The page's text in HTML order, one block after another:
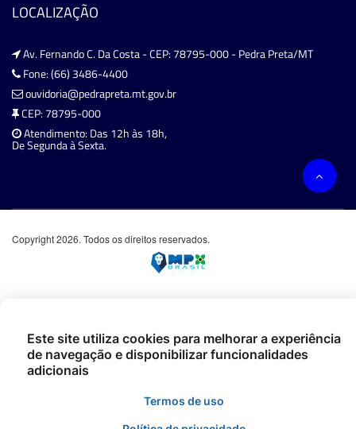
LOCALIZAÇÃO
Av. Fernando C. Da Costa - CEP: 78795-000 - Pedra Preta/MT
Fone: (66) 3486-4400
ouvidoria@pedrapreta.mt.gov.br
CEP: 78795-000
Atendimento: Das 12h às 18h,
De Segunda à Sexta.
Copyright 2026. Todos os direitos reservados.
Este site utiliza cookies para melhorar a experiência
de navegação e disponibilizar funcionalidades
adicionais
Termos de uso